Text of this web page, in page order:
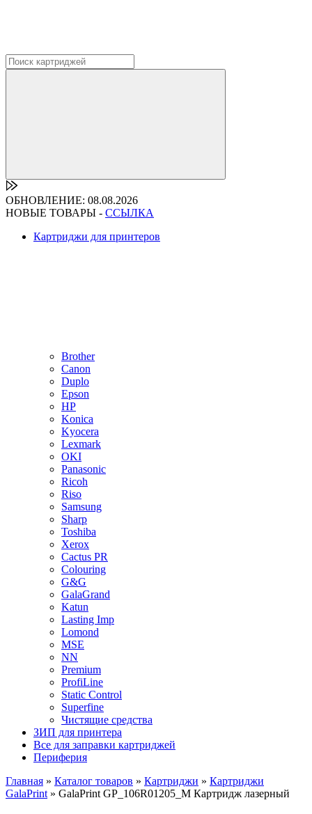
ОБНОВЛЕНИЕ: 08.08.2026
НОВЫЕ ТОВАРЫ - ССЫЛКА
Картриджи для принтеров
Brother
Canon
Duplo
Epson
HP
Konica
Kyocera
Lexmark
OKI
Panasonic
Ricoh
Riso
Samsung
Sharp
Toshiba
Xerox
Cactus PR
Colouring
G&G
GalaGrand
Katun
Lasting Imp
Lomond
MSE
NN
Premium
ProfiLine
Static Control
Superfine
Чистящие средства
ЗИП для принтера
Все для заправки картриджей
Периферия
Главная » Каталог товаров » Картриджи » Картриджи
GalaPrint » GalaPrint GP_106R01205_M Картридж лазерный